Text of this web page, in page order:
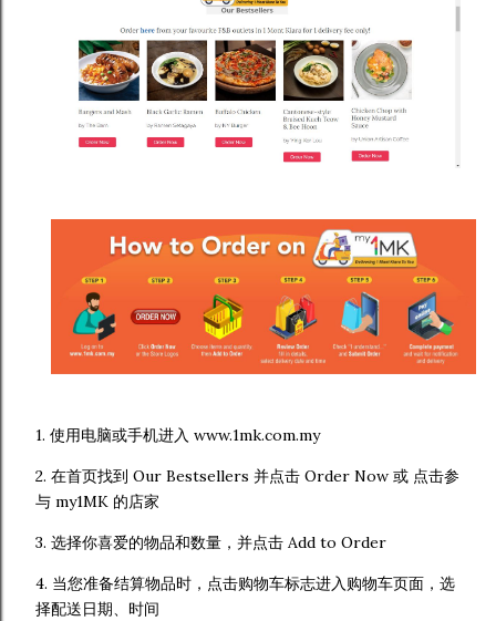
1. 使用电脑或手机进入 www.1mk.com.my
2. 在首页找到 Our Bestsellers 并点击 Order Now 或 点击参
与 my1MK 的店家
3. 选择你喜爱的物品和数量，并点击 Add to Order
4. 当您准备结算物品时，点击购物车标志进入购物车页面，选
择配送日期、时间